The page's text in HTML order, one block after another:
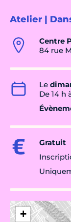
Atelier |
Centre
84 rue
Le
De 14 h
Gratuit
+